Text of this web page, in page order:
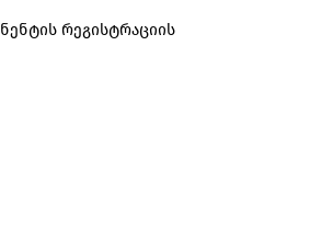
რეგისტრაციის